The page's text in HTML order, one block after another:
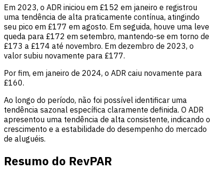
Em 2023, o ADR iniciou em £152 em janeiro e registrou
uma tendência de alta praticamente contínua, atingindo
seu pico em £177 em agosto. Em seguida, houve uma leve
queda para £172 em setembro, mantendo-se em torno de
£173 a £174 até novembro. Em dezembro de 2023, o
valor subiu novamente para £177.
Por fim, em janeiro de 2024, o ADR caiu novamente para
£160.
Ao longo do período, não foi possível identificar uma
tendência sazonal específica claramente definida. O ADR
apresentou uma tendência de alta consistente, indicando o
crescimento e a estabilidade do desempenho do mercado
de aluguéis.
Resumo do RevPAR